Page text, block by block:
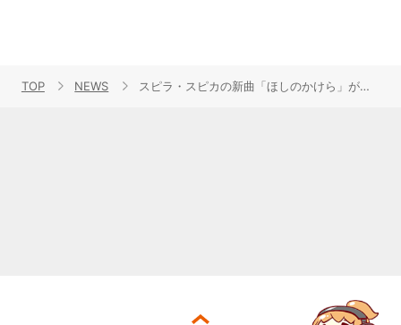
TOP NEWS スピラ・スピカの新曲「ほしのかけら」が、TVアニメ『戦翼のシグルドリーヴァ』第11話の挿入歌としてサプライズオンエア！フルバージョンのミュージックビデオも公開！